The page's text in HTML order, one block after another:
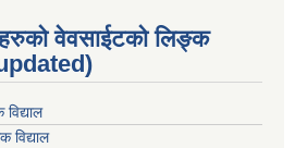
वेवसाईटको लिङ्क
विद्याल
विद्याल